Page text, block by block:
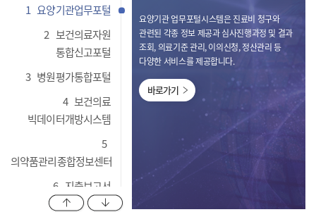
1 요양기관업무포털
2 보건의료자원
통합신고포털
3 병원평가통합포털
4 보건의료
빅데이터개방시스템
5
의약품관리종합정보센터
6 지출보고서
관리시스템이전 항목 보기다음 항목 보기
요양기관 업무포털시스템은 진료비 청구와
관련된 각종 정보 제공과 심사진행과정 및 결과
조회, 의료기준 관리, 이의신청, 정산관리 등
다양한 서비스를 제공합니다.
바로가기